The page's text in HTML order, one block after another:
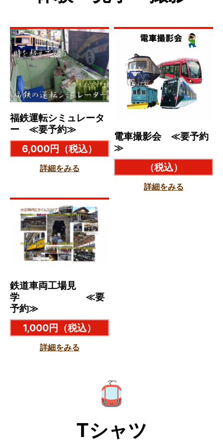
福鉄運転シミュレータ
ー ≪要予約≫
6,000円
（税込）
詳細をみる
電車撮影会 ≪要予約
≫
（税込）
詳細をみる
鉄道車両工場見
学 ≪要
予約≫
1,000円 （税込）
詳細をみる
Tシャツ